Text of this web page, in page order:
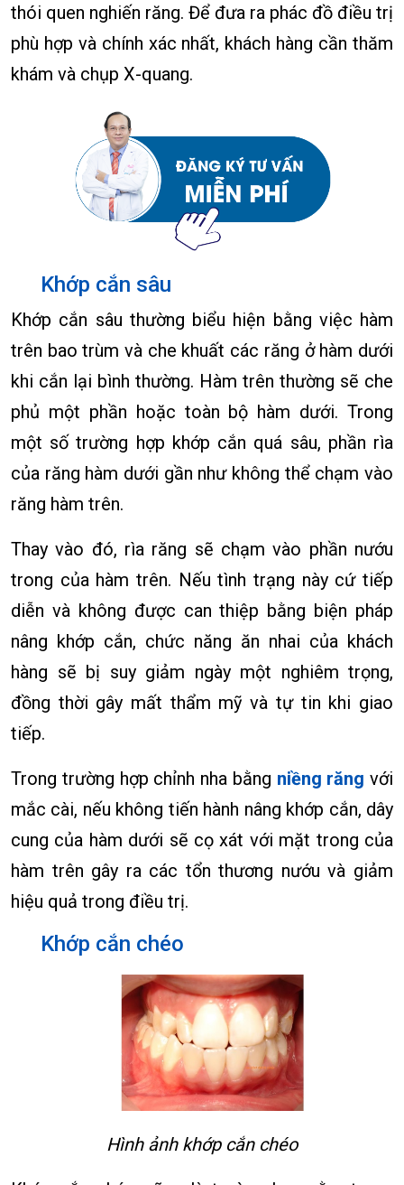
thói quen nghiến răng. Để đưa ra phác đồ điều trị
phù hợp và chính xác nhất, khách hàng cần thăm
khám và chụp X-quang.
Khớp cắn sâu
Khớp cắn sâu thường biểu hiện bằng việc hàm
trên bao trùm và che khuất các răng ở hàm dưới
khi cắn lại bình thường. Hàm trên thường sẽ che
phủ một phần hoặc toàn bộ hàm dưới. Trong
một số trường hợp khớp cắn quá sâu, phần rìa
của răng hàm dưới gần như không thể chạm vào
răng hàm trên.
Thay vào đó, rìa răng sẽ chạm vào phần nướu
trong của hàm trên. Nếu tình trạng này cứ tiếp
diễn và không được can thiệp bằng biện pháp
nâng khớp cắn, chức năng ăn nhai của khách
hàng sẽ bị suy giảm ngày một nghiêm trọng,
đồng thời gây mất thẩm mỹ và tự tin khi giao
tiếp.
Trong trường hợp chỉnh nha bằng niềng răng với
mắc cài, nếu không tiến hành nâng khớp cắn, dây
cung của hàm dưới sẽ cọ xát với mặt trong của
hàm trên gây ra các tổn thương nướu và giảm
hiệu quả trong điều trị.
Khớp cắn chéo
Hình ảnh khớp cắn chéo